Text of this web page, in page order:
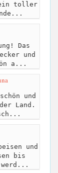
toller
Das
und
a...
und
Land.
und
bis